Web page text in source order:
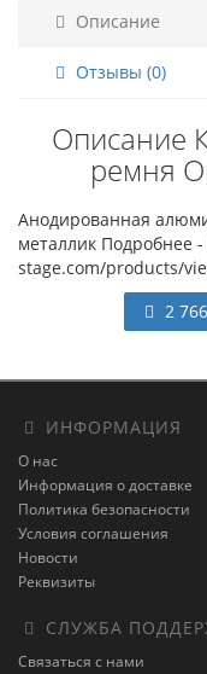
Описание
Отзывы (0)
Описание
ремня
Анодированная
металлик Подробнее
stage.com/products/
2
ИНФОРМАЦИЯ
О нас
Информация о доставке
Политика безопасности
Условия соглашения
Новости
Реквизиты
СЛУЖБА
Связаться с нами